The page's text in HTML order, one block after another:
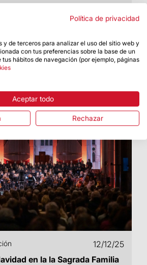
12/12/25
en la la Sagrada Familia
Política de privacidad
y de terceros para analizar el uso del sitio web y
con tus preferencias sobre la base de un
hábitos de navegación (por ejemplo, páginas
Aceptar todo
Rechazar